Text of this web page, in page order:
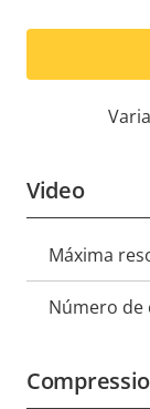
Video
Descripción
de
propiedad
Máxima
Número de